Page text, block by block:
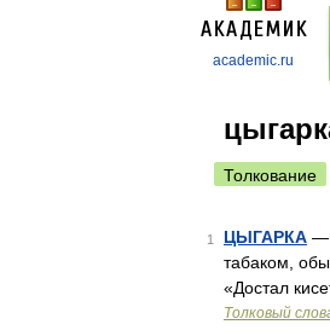
academic.ru
Толкование
1 ЦЫГАРКА —
табаком,
«Достал
Толковый